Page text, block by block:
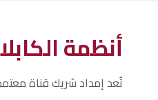
أنظمة
تُعد إمداد شريك قناة